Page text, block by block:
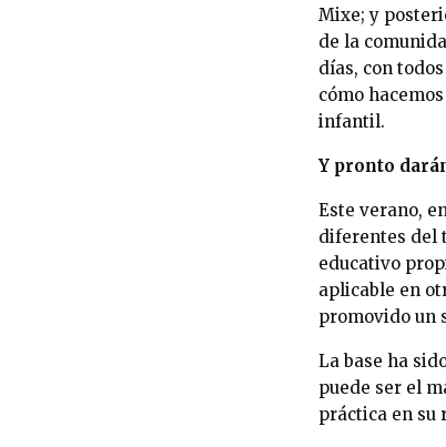
Mixe; y
de la
días, con
cómo
infantil.
Y pronto
Este verano,
diferentes del
educativo
aplicable en
promovido un
La base ha
puede ser el
práctica en su